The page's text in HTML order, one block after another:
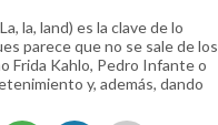
la, land) es la clave de lo
parece que no se sale de los
Frida Kahlo, Pedro Infante o
y, además, dando